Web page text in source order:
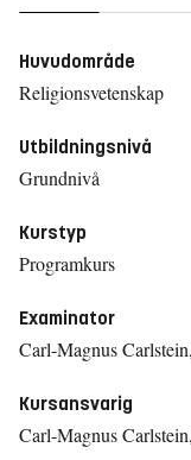
Huvudområde
Religionsvetenskap
Utbildningsnivå
Grundnivå
Kurstyp
Programkurs
Examinator
Carl-Magnus
Kursansvarig
Carl-Magnus